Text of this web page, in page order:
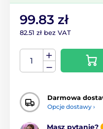
99.83 zł
82.51 zł bez VAT
Darmowa
Opcje dostawy ›
Masz pytanie?